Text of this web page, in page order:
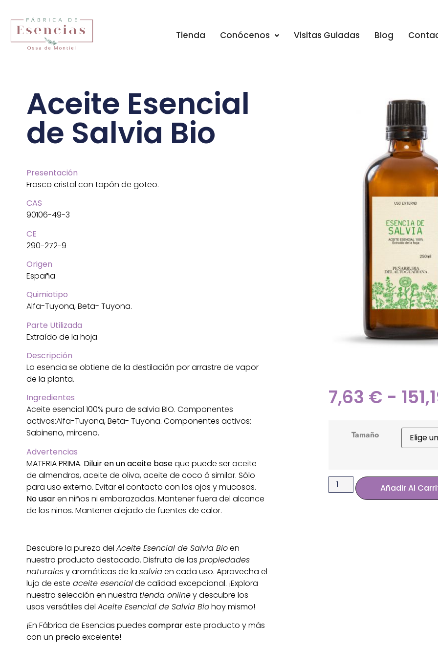
Tienda Conócenos Visitas Guiadas Blog
Aceite Esencial
de Salvia Bio
Presentación
Frasco cristal con tapón de goteo.
CAS
90106-49-3
CE
290-272-9
Origen
España
Quimiotipo
Alfa-Tuyona, Beta- Tuyona.
Parte Utilizada
Extraído de la hoja.
Descripción
La esencia se obtiene de la destilación por arrastre de vapor
de la planta.
Ingredientes
Aceite esencial 100% puro de salvia BIO. Componentes
activos:Alfa-Tuyona, Beta- Tuyona. Componentes activos:
Sabineno, mirceno.
Advertencias
MATERIA PRIMA. Diluir en un aceite baseque puede ser aceite
de almendras, aceite de oliva, aceite de coco ó similar. Sólo
para uso externo. Evitar el contacto con los ojos y mucosas.
No usaren niños ni embarazadas. Mantener fuera del alcance
de los niños. Mantener alejado de fuentes de calor.
Descubre la pureza del Aceite Esencial de Salvia Bioen
nuestro producto destacado. Disfruta de las propiedades
naturalesy aromáticas de la salviaen cada uso. Aprovecha el
lujo de este aceite esencialde calidad excepcional. ¡Explora
nuestra selección en nuestra tienda onliney descubre los
usos versátiles del Aceite Esencial de Salvia Biohoy mismo!
¡En Fábrica de Esencias puedes comprareste producto y más
con un precioexcelente!
7,63 € -
Tamaño
Añadir Al